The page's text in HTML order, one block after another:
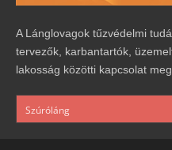
A Lánglovagok tűzvédelmi
tervezők, karbantartók,
lakosság közötti kapcsolat